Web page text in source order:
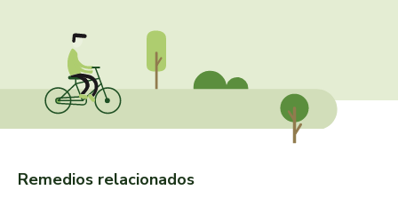
Remedios relacionados
cien por cien natural
como una reina
cooperativa del campo virgen de la esperanza
corpore sano